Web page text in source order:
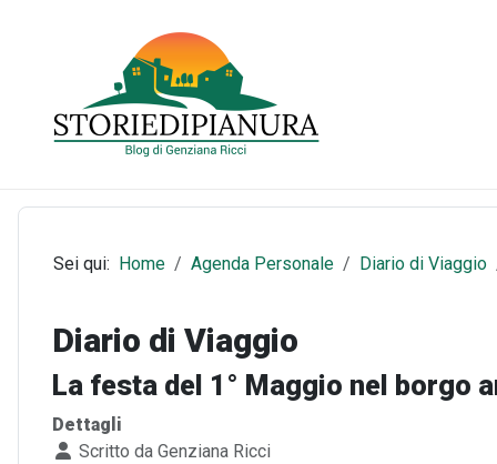
Sei qui: Home Agenda Personale Diario di Viaggio
Diario di Viaggio
La festa del 1° Maggio nel borgo
Dettagli
Scritto da Genziana Ricci